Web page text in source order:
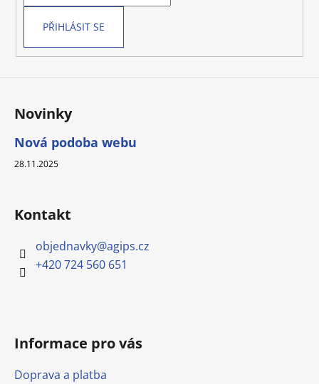
PŘIHLÁSIT SE
Novinky
Nová podoba webu
28.11.2025
Kontakt
objednavky@agips.cz
+420 724 560 651
Informace pro vás
Doprava a platba